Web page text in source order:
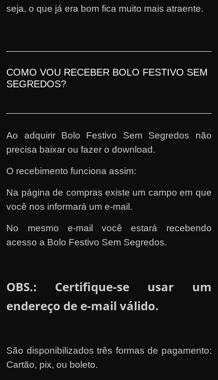
seja, o que já era bom fica muito mais atraente.
COMO VOU RECEBER BOLO FESTIVO SEM
SEGREDOS?
Ao adquirir Bolo Festivo Sem Segredos não
precisa baixar ou fazer o download.
O recebimento funciona assim:
Na página de compras existe um campo em que
você nos informará um e-mail.
No mesmo e-mail você estará recebendo
acesso a Bolo Festivo Sem Segredos.
OBS.:
Certifique-se usar um
endereço de e-mail válido.
São disponibilizados três formas de pagamento:
Cartão, pix, ou boleto.